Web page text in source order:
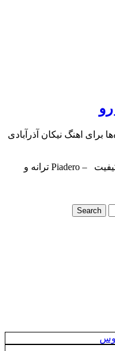
برای اهنگ نیکان آذرآبادى
نیکان آذرآبادى بنام پیاده رو با بالاترین کیفیت – Piadero ترانه و
Search